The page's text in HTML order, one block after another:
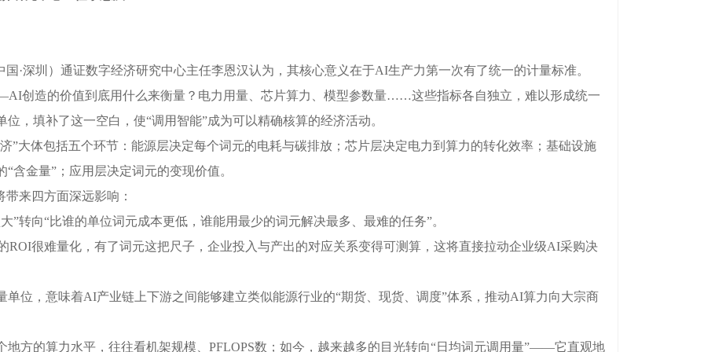
圳）通证数字经济研究中心主任李恩汉认为，其核心意义在于AI生产力第一次有了统一的计量标准。
造的价值到底用什么来衡量？电力用量、芯片算力、模型参数量……这些指标各自独立，难以形成统一
，填补了这一空白，使“调用智能”成为可以精确核算的经济活动。
体包括五个环节：能源层决定每个词元的电耗与碳排放；芯片层决定电力到算力的转化效率；基础设施
含金量”；应用层决定词元的变现价值。
来四方面深远影响：
向“比谁的单位词元成本更低，谁能用最少的词元解决最多、最难的任务”。
很难量化，有了词元这把尺子，企业投入与产出的对应关系变得可测算，这将直接拉动企业级AI采购决
，意味着AI产业链上下游之间能够建立类似能源行业的“期货、现货、调度”体系，推动AI算力向大宗商
的算力水平，往往看机架规模、PFLOPS数；如今，越来越多的目光转向“日均词元调用量”——它直观地